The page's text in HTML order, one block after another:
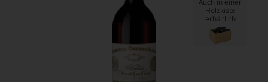
Auch in einer
Holzkiste
erhältlich